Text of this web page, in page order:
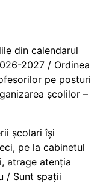
din calendarul
2027 / Ordinea
pe posturi
școlilor –
școlari își
pe la cabinetul
atrage atenția
/ Sunt spații